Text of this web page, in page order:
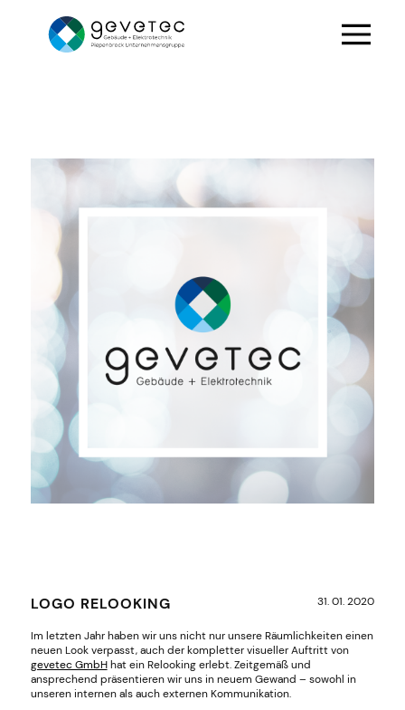
LOGO RELOOKING
Im letzten Jahr haben wir uns nicht nur unsere Räumlichkeiten einen
neuen Look verpasst, auch der kompletter visueller Auftritt von
gevetec GmbHhat ein Relooking erlebt. Zeitgemäß und
ansprechend präsentieren wir uns in neuem Gewand – sowohl in
unseren internen als auch externen Kommunikation.
31. 01. 2020